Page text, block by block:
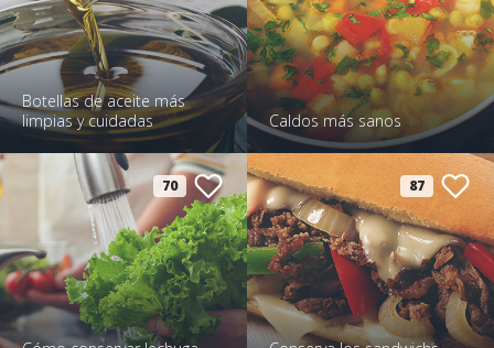
Botellas de aceite más
limpias y cuidadas
Caldos más sanos
70 87